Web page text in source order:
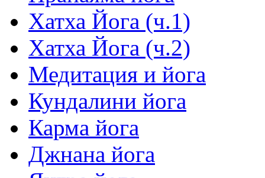
Хатха Йога (ч.1)
Хатха Йога (ч.2)
Медитация и йога
Кундалини йога
Карма йога
Джнана йога